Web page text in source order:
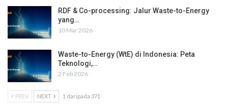
RDF & Co-processing: Jalur Waste-to-Energy
yang…
10 Mar 2026
Waste-to-Energy (WtE) di Indonesia: Peta
Teknologi,…
2 Feb 2026
PREV NEXT 1 daripada 371